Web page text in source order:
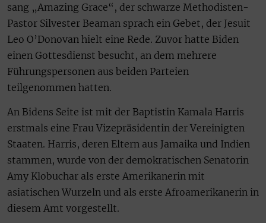
sang „Amazing Grace“, der schwarze Methodisten-
Pastor Silvester Beaman sprach ein Gebet, der Jesuit
Leo O’Donovan hielt eine Rede. Zuvor hatte Biden
einen Gottesdienst besucht, an dem mehrere
Führungspersonen aus beiden Parteien
teilgenommen hatten.
An Bidens Seite ist mit der Baptistin Kamala Harris
erstmals eine Frau Vizepräsidentin der Vereinigten
Staaten. Harris, deren Eltern aus Jamaika und Indien
stammen, wurde von der demokratischen Senatorin
Amy Klobuchar als erste Amerikanerin mit
asiatischen Wurzeln und als erste Afroamerikanerin in
diesem Amt vorgestellt.